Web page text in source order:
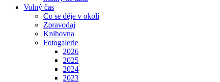
Volný čas
Co se děje v okolí
Zpravodaj
Knihovna
Fotogalerie
2026
2025
2024
2023